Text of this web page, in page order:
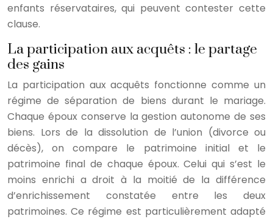
enfants réservataires, qui peuvent contester cette
clause.
La participation aux acquêts : le partage
des gains
La participation aux acquêts fonctionne comme un
régime de séparation de biens durant le mariage.
Chaque époux conserve la gestion autonome de ses
biens. Lors de la dissolution de l’union (divorce ou
décès), on compare le patrimoine initial et le
patrimoine final de chaque époux. Celui qui s’est le
moins enrichi a droit à la moitié de la différence
d’enrichissement constatée entre les deux
patrimoines. Ce régime est particulièrement adapté